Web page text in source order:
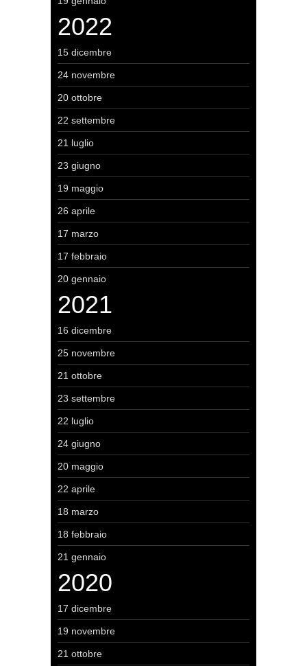
2022
15 dicembre
24 novembre
20 ottobre
22 settembre
21 luglio
23 giugno
19 maggio
26 aprile
17 marzo
17 febbraio
20 gennaio
2021
16 dicembre
25 novembre
21 ottobre
23 settembre
22 luglio
24 giugno
20 maggio
22 aprile
18 marzo
18 febbraio
21 gennaio
2020
17 dicembre
19 novembre
21 ottobre